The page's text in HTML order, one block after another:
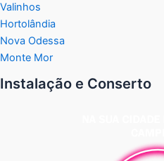
Valinhos
Hortolândia
Nova Odessa
Monte Mor
Instalação e Conserto